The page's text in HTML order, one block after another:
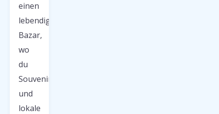
einen
lebendigen
Bazar,
wo
du
Souvenirs
und
lokale